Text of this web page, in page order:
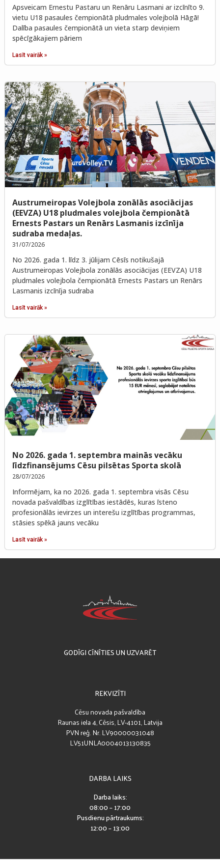
Apsveicam Ernestu Pastaru un Renāru Lasmani ar izcīnīto 9.
vietu U18 pasaules čempionātā pludmales volejbolā Hāgā!
Dalība pasaules čempionātā un vieta starp deviņiem
spēcīgākajiem pāriem
Lasīt vairāk »
Austrumeiropas Volejbola zonālās asociācijas
(EEVZA) U18 pludmales volejbola čempionātā
Ernests Pastars un Renārs Lasmanis izcīnīja
sudraba medaļas.
31/07/2026
No 2026. gada 1. līdz 3. jūlijam Cēsīs notikušajā
Austrumeiropas Volejbola zonālās asociācijas (EEVZA) U18
pludmales volejbola čempionātā Ernests Pastars un Renārs
Lasmanis izcīnīja sudraba
Lasīt vairāk »
No 2026. gada 1. septembra mainās vecāku
līdzfinansējums Cēsu pilsētas Sporta skolā
28/07/2026
Informējam, ka no 2026. gada 1. septembra visās Cēsu
novada pašvaldības izglītības iestādēs, kuras īsteno
profesionālās ievirzes un interešu izglītības programmas,
stāsies spēkā jauns vecāku
Lasīt vairāk »
GODĪGI CĪNĪTIES UN UZVARĒT
REKVIZĪTI
Cēsu novada pašvaldība
Raunas iela 4, Cēsis, LV-4101, Latvija
PVN reģ. Nr. LV90000031048
LV51UNLA0004013130835
DARBA LAIKS
Darba laiks:
08:00 – 17:00
Pusdienu pārtraukums:
12:00 – 13:00